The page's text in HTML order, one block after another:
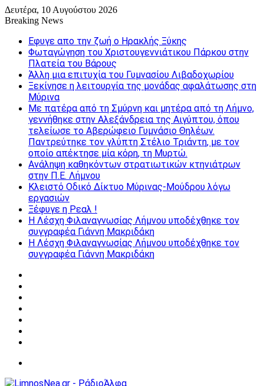
Δευτέρα, 10 Αυγούστου 2026
Breaking News
Εφυγε απο την ζωή o Ηρακλής Ξύκης
Φωταγώγηση του Χριστουγεννιάτικου Πάρκου στην
Πλατεία του Βάρους
Άλλη μια επιτυχία του Γυμνασίου Λιβαδοχωρίου
Ξεκίνησε η λειτουργία της μονάδας αφαλάτωσης στη
Μύρινα
Με πατέρα από τη Σμύρνη και μητέρα από τη Λήμνο,
γεννήθηκε στην Αλεξάνδρεια της Αιγύπτου, όπου
τελείωσε το Αβερώφειο Γυμνάσιο Θηλέων.
Παντρεύτηκε τον γλύπτη Στέλιο Τριάντη, με τον
οποίο απέκτησε μία κόρη, τη Μυρτώ.
Ανάληψη καθηκόντων στρατιωτικών κτηνιάτρων
στην Π.Ε. Λήμνου
Κλειστό Οδικό Δίκτυο Μύρινας-Μούδρου λόγω
εργασιών
Ξέφυγε η Ρεαλ !
Η Λέσχη Φιλαναγνωσίας Λήμνου υποδέχθηκε τον
συγγραφέα Γιάννη Μακριδάκη
Η Λέσχη Φιλαναγνωσίας Λήμνου υποδέχθηκε τον
συγγραφέα Γιάννη Μακριδάκη